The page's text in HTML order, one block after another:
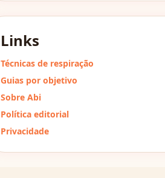
Links
Técnicas de respiração
Guias por objetivo
Sobre Abi
Política editorial
Privacidade